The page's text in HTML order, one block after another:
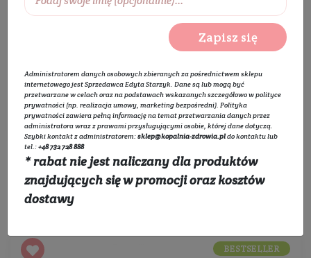
0 zł 450 zł
Wybierz producentów:
Filtruj
Sortowanie:
BESTSELLER
Zapisz się
Administratorem danych osobowych zbieranych za pośrednictwem sklepu
internetowego jest Sprzedawca Edyta Starzyk. Dane są lub mogą być
przetwarzane w celach oraz na podstawach wskazanych szczegółowo wpolityce
prywatności (np. realizacja umowy, marketing bezpośredni). Polityka
prywatnościzawiera pełną informację na temat przetwarzania danych przez
administratora wraz z prawami przysługującymi osobie, której dane dotyczą.
Szybki kontakt z administratorem:sklep@kopalnia-zdrowia.pldo kontaktu lub
tel.:+48 732 728 888
* rabat nie jest naliczany dla produktów
znajdujących się w promocji oraz kosztów
dostawy